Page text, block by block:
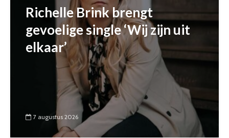
Richelle Brink brengt
gevoelige single ‘Wij zijn uit
elkaar’
7 augustus 2026